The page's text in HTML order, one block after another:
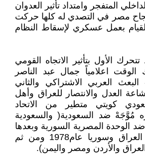
المتفجر وامتداد تأثير العدوان
مصر في التصدي له كلها حركت
بعمل عسكري لإسقاط النظام
الأول بتأثير الاتجاه القومي
الوقت اعلامياً جمال عبد الناصر
العربي الاشتراكي والثاني
العدل والانتصار للعراق وأهل
كويتي متطير من الاتحاد
مُوَّجَهْ ضد السعودية( والسعودية
المصرية السورية وبعدها
محاولة الوحدة بين العراق وسوريا عام1978 ومن ثم
والأردن ومصر واليمن).